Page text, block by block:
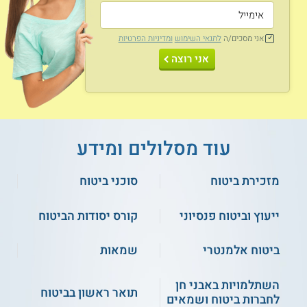
נושאי לימוד
פוליסות לביטוח דירה נזק תוצאתי
קלקול סחורות
ביטוח הנדסי לציוד
מכני
עקרונות ביטוח אש
טבע
פסיקה וחקיקה בתחום
הביטוח
ועוד
אני מסכים/הלתנאי השימוש ומדיניות הפרטיות
אני רוצה
עוד מסלולים ומידע
מזכירת ביטוח
סוכני ביטוח
ייעוץ וביטוח פנסיוני
קורס יסודות הביטוח
ביטוח אלמנטרי
שמאות
השתלמויות באבני חן
לחברות ביטוח ושמאים
תואר ראשון בביטוח